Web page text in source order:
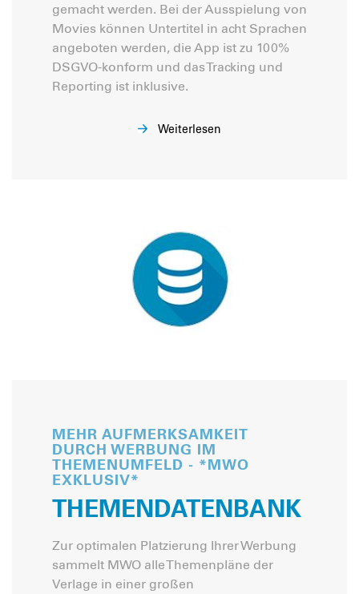
gemacht werden. Bei der Ausspielung von
Movies können Untertitel in acht Sprachen
angeboten werden, die App ist zu 100%
DSGVO-konform und das Tracking und
Reporting ist inklusive.
Weiterlesen
MEHR AUFMERKSAMKEIT
DURCH WERBUNG IM
THEMENUMFELD - *MWO
EXKLUSIV*
THEMENDATENBANK
Zur optimalen Platzierung Ihrer Werbung
sammelt MWO alle Themenpläne der
Verlage in einer großen